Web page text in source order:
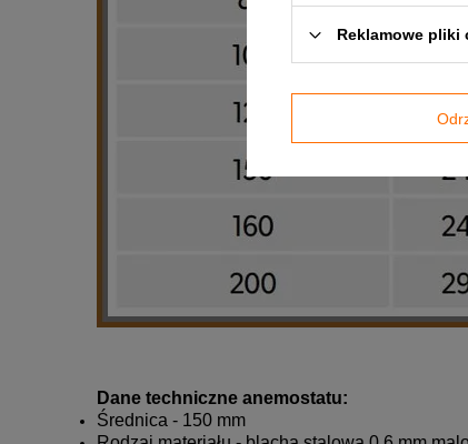
Dane techniczne anemostatu:
Średnica - 150 mm
Reklamowe pliki